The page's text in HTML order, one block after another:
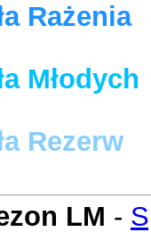
Rażenia
Młodych
Rezerw
LM -